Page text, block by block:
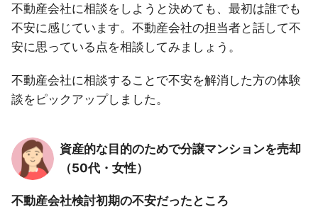
不動産会社に相談をしようと決めても、最初は誰でも
不安に感じています。不動産会社の担当者と話して不
安に思っている点を相談してみましょう。
不動産会社に相談することで不安を解消した方の体験
談をピックアップしました。
資産的な目的のためで分譲マンションを売却
（50代・女性）
不動産会社検討初期の不安だったところ